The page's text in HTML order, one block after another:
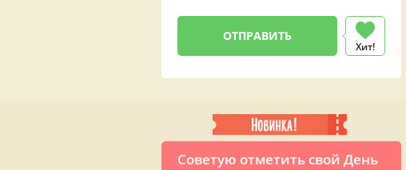
Хит!
Советую отметить свой День